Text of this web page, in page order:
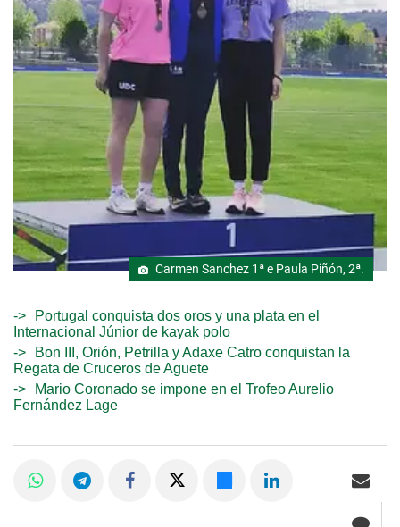
Carmen Sanchez 1ª e Paula Piñón, 2ª.
Portugal conquista dos oros y una plata en el
Internacional Júnior de kayak polo
Bon III, Orión, Petrilla y Adaxe Catro conquistan la
Regata de Cruceros de Aguete
Mario Coronado se impone en el Trofeo Aurelio
Fernández Lage